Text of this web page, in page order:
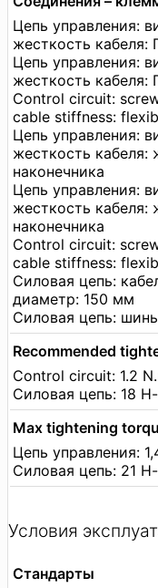
Цепь управления:
жесткость кабеля:
Цепь управления:
жесткость кабеля:
Control circuit:
cable stiffness:
Цепь управления:
жесткость кабеля:
наконечника
Цепь управления:
жесткость кабеля:
наконечника
Control circuit:
cable stiffness:
Силовая цепь:
диаметр: 150 мм
Силовая цепь:
Recommended
Control circuit: 1.2
Силовая цепь: 18
Max tightening
Цепь управления:
Силовая цепь: 21
Условия
Стандарты